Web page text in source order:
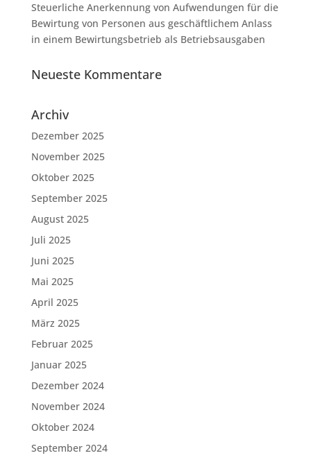
Steuerliche Anerkennung von Aufwendungen für die
Bewirtung von Personen aus geschäftlichem Anlass
in einem Bewirtungsbetrieb als Betriebsausgaben
Neueste Kommentare
Archiv
Dezember 2025
November 2025
Oktober 2025
September 2025
August 2025
Juli 2025
Juni 2025
Mai 2025
April 2025
März 2025
Februar 2025
Januar 2025
Dezember 2024
November 2024
Oktober 2024
September 2024